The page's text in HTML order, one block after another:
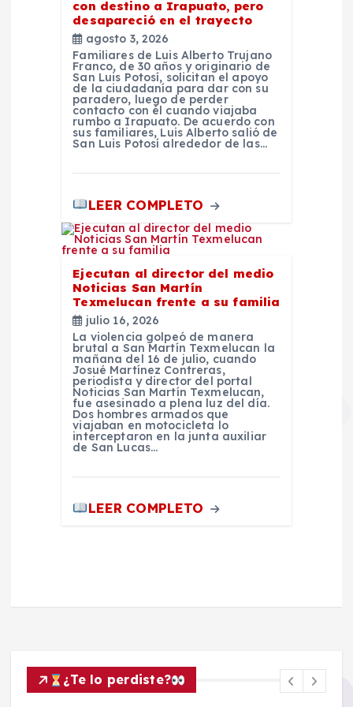
con destino a Irapuato, pero
desapareció en el trayecto
agosto 3, 2026
Familiares de Luis Alberto Trujano
Franco, de 30 años y originario de
San Luis Potosí, solicitan el apoyo
de la ciudadanía para dar con su
paradero, luego de perder
contacto con él cuando viajaba
rumbo a Irapuato. De acuerdo con
sus familiares, Luis Alberto salió de
San Luis Potosí alrededor de las…
LEER COMPLETO
Ejecutan al director del medio
Noticias San Martín
Texmelucan frente a su familia
julio 16, 2026
La violencia golpeó de manera
brutal a San Martín Texmelucan la
mañana del 16 de julio, cuando
Josué Martínez Contreras,
periodista y director del portal
Noticias San Martín Texmelucan,
fue asesinado a plena luz del día.
Dos hombres armados que
viajaban en motocicleta lo
interceptaron en la junta auxiliar
de San Lucas…
LEER COMPLETO
¿Te lo perdiste?